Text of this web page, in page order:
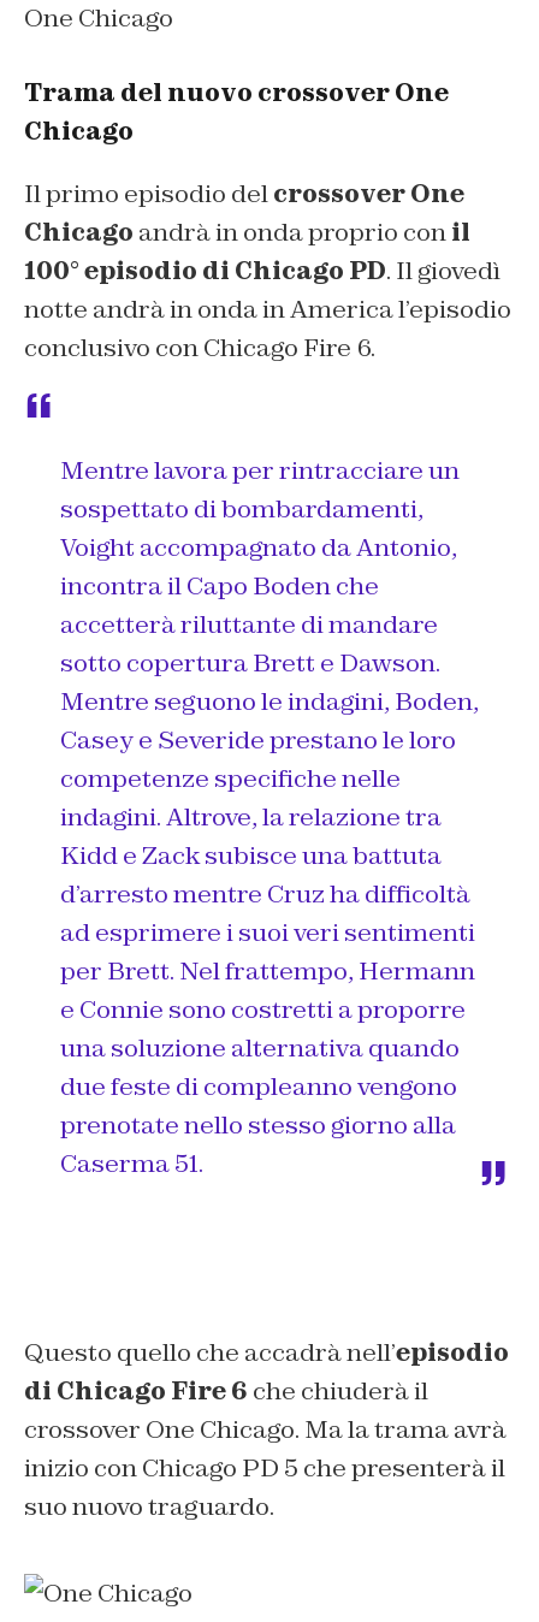
One Chicago
Trama del nuovo crossover One
Chicago
Il primo episodio delcrossover One
Chicago andrà in onda proprio conil
100° episodio di Chicago PD. Il giovedì
notte andrà in onda in America l’episodio
conclusivo con Chicago Fire 6.
Mentre lavora per rintracciare un
sospettato di bombardamenti,
Voight accompagnato da Antonio,
incontra il Capo Boden che
accetterà riluttante di mandare
sotto copertura Brett e Dawson.
Mentre seguono le indagini, Boden,
Casey e Severide prestano le loro
competenze specifiche nelle
indagini. Altrove, la relazione tra
Kidd e Zack subisce una battuta
d’arresto mentre Cruz ha difficoltà
ad esprimere i suoi veri sentimenti
per Brett. Nel frattempo, Hermann
e Connie sono costretti a proporre
una soluzione alternativa quando
due feste di compleanno vengono
prenotate nello stesso giorno alla
Caserma 51.
Questo quello che accadrà nell’episodio
di Chicago Fire 6 che chiuderà il
crossover One Chicago. Ma la trama avrà
inizio con Chicago PD 5 che presenterà il
suo nuovo traguardo.